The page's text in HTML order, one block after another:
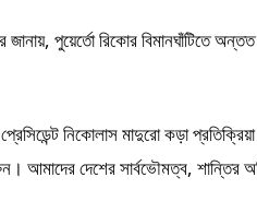
জানায়, পুয়ের্তো রিকোর বিমানঘাঁটিতে
নিকোলাস মাদুরো কড়া
আমাদের দেশের সার্বভৌমত্ব, শান্তির